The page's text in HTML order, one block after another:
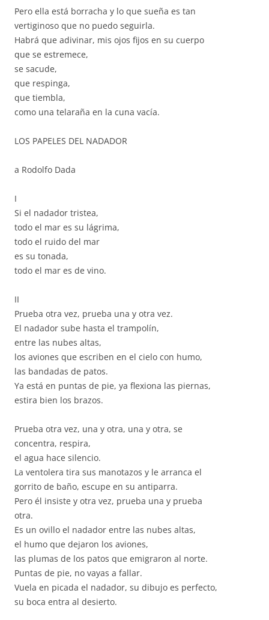
Pero ella está borracha y lo que sueña es tan
vertiginoso que no puedo seguirla.
Habrá que adivinar, mis ojos fijos en su cuerpo
que se estremece,
se sacude,
que respinga,
que tiembla,
como una telaraña en la cuna vacía.
LOS PAPELES DEL NADADOR
a Rodolfo Dada
I
Si el nadador tristea,
todo el mar es su lágrima,
todo el ruido del mar
es su tonada,
todo el mar es de vino.
II
Prueba otra vez, prueba una y otra vez.
El nadador sube hasta el trampolín,
entre las nubes altas,
los aviones que escriben en el cielo con humo,
las bandadas de patos.
Ya está en puntas de pie, ya flexiona las piernas,
estira bien los brazos.
Prueba otra vez, una y otra, una y otra, se
concentra, respira,
el agua hace silencio.
La ventolera tira sus manotazos y le arranca el
gorrito de baño, escupe en su antiparra.
Pero él insiste y otra vez, prueba una y prueba
otra.
Es un ovillo el nadador entre las nubes altas,
el humo que dejaron los aviones,
las plumas de los patos que emigraron al norte.
Puntas de pie, no vayas a fallar.
Vuela en picada el nadador, su dibujo es perfecto,
su boca entra al desierto.